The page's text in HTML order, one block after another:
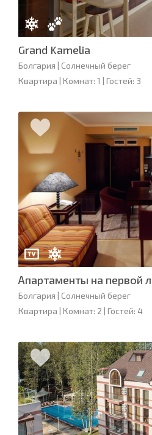
Grand Kamelia
Болгария | Солнечный берег
Квартира | Комнат: 1 | Гостей: 3
Апартаменты на первой
Болгария | Солнечный берег
Квартира | Комнат: 2 | Гостей: 4